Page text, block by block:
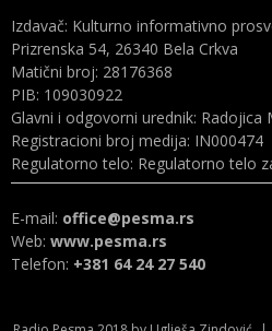
Izdavač: Kulturno informativno
Prizrenska 54, 26340 Bela Crkva
Matični broj: 28176368
PIB: 109030922
Glavni i odgovorni urednik: Radojica
Registracioni broj medija: IN000474
Regulatorno telo: Regulatorno telo
E-mail: office@pesma.rs
Web:www.pesma.rs
Telefon: +381 64 24 27 540